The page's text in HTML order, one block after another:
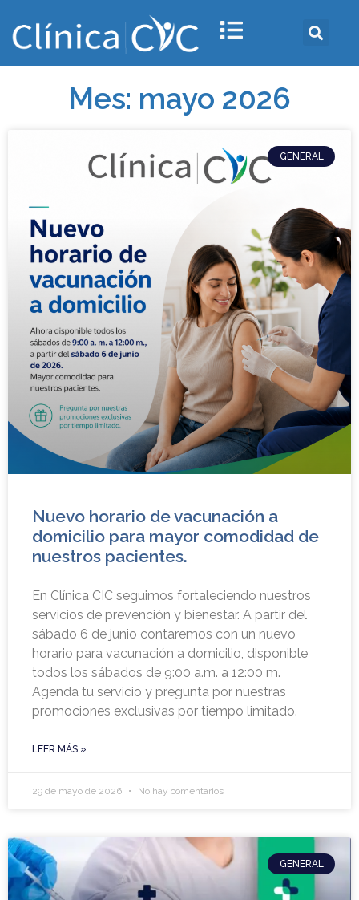
Mes: mayo 2026
GENERAL
Nuevo horario de vacunación a
domicilio para mayor comodidad de
nuestros pacientes.
En Clínica CIC seguimos fortaleciendo nuestros
servicios de prevención y bienestar. A partir del
sábado 6 de junio contaremos con un nuevo
horario para vacunación a domicilio, disponible
todos los sábados de 9:00 a.m. a 12:00 m.
Agenda tu servicio y pregunta por nuestras
promociones exclusivas por tiempo limitado.
LEER MÁS »
29 de mayo de 2026 No hay comentarios
GENERAL